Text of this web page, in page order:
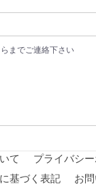
までご連絡下さい
て
プライバシ
基づく表記
お